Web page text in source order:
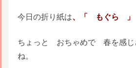
今日の折り紙は、「 もぐら 」
ちょっと おちゃめで 春を感じ
ね。